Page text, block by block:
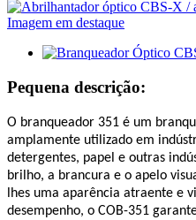
Pequena descrição:
O branqueador 351 é um
amplamente utilizado em
detergentes, papel e outras
brilho, a brancura e o apelo
lhes uma aparência atraente e
desempenho, o COB-351